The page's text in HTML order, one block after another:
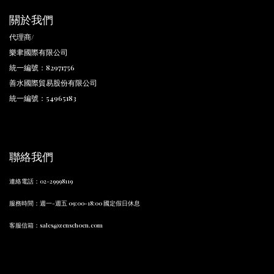
關於我們
代理商/
樂聿國際有限公司
統一編號：82971756
善水國際貿易股份有限公司
統一編號：54965183
聯絡我們
連絡電話 ： 02-29998119
服務時間 ： 週一-週五 09:00-18:00 國定假日休息
客服信箱：sales@zenschoen.com